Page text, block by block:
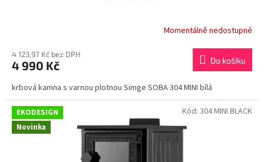
Momentálně nedostupné
4 123,97 Kč bez DPH
4 990 Kč Do košíku
krbová kamna s varnou plotnou Simge SOBA 304 MINI bílá
EKODESIGN
Novinka
Kód: 304 MINI BLACK